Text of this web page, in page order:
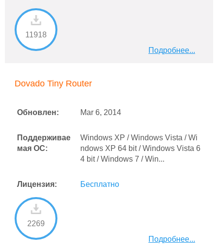
11918
Подробнее...
Dovado Tiny Router
Обновлен: Mar 6, 2014
Поддерживае
мая ОС:
Windows XP / Windows Vista / Wi
ndows XP 64 bit / Windows Vista 6
4 bit / Windows 7 / Win...
Лицензия: Бесплатно
2269
Подробнее...